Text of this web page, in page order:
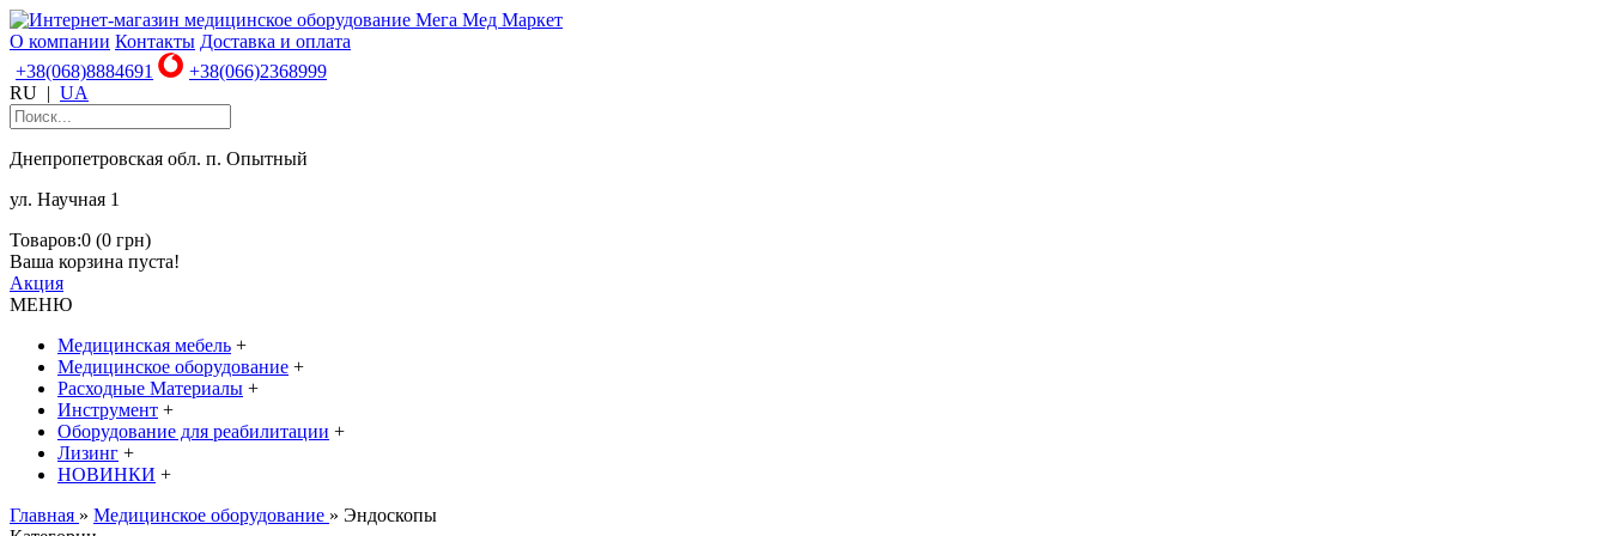
О компании Контакты Доставка и оплата
+38(068)8884691
+38(066)2368999
RU | UA
Днепропетровская обл. п. Опытный
ул. Научная 1
Товаров:0 (0 грн)
Ваша корзина пуста!
Акция
МЕНЮ
Медицинская мебель +
Медицинское оборудование +
Расходные Материалы +
Инструмент +
Оборудование для реабилитации +
Лизинг +
НОВИНКИ +
Главная » Медицинское оборудование » Эндоскопы